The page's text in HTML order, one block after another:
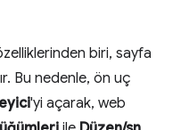
biri, sayfa
Bu nedenle, ön uç
'yi açarak, web